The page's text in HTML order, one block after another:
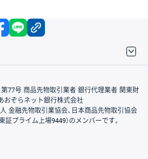
X facebook
第77号 商品先物取引業者 銀行代理業者 関東財
おぞらネット銀行株式会社
金融先物取引業協会、日本商品先物取引協会
プライム上場9449）のメンバーです。